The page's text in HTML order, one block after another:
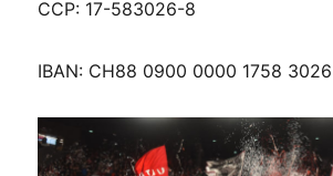
CCP: 17-583026-8
IBAN: CH88 0900 0000 1758